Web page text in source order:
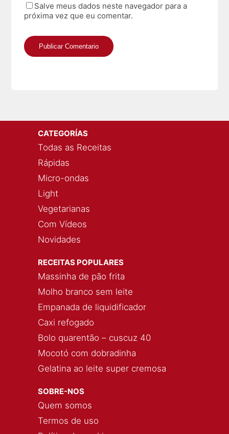
Salve meus dados neste navegador para a
próxima vez que eu comentar.
CATEGORÍAS
Todas as Receitas
Rápidas
Micro-ondas
Light
Vegetarianas
Com Vídeos
Novidades
RECEITAS POPULARES
Massinha de pão frita
Molho branco sem leite
Empanada de liquidificador
Caxi refogado
Bolo quarentão – cuscuz 40
Mocotó com dobradinha
Gelatina ao leite super cremosa
SOBRE-NOS
Quem somos
Termos de uso